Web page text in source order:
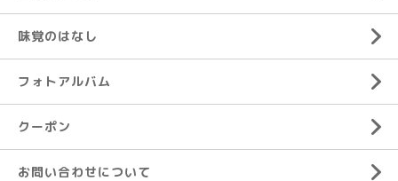
味覚のはなし
フォトアルバム
クーポン
お問い合わせについて